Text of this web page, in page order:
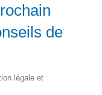
de
légale et